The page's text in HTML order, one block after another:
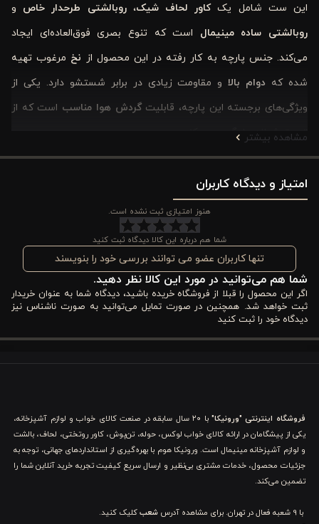
این ست شامل یککاور لحاف شیک،روبالشتی طرحدار خاص و
روبالشتی ساده مینیمال است که تنوع بصری فوق‌العاده‌ای ایجاد
می‌کند. جنس پارچه به کار رفته در این محصول از نخ مرغوب تهیه
شده که دوام بالاو مقاومت زیادی در برابر شستشو دارد. یکی از
ویژگی‌های برجسته این پارچه، قابلیتگردش هوا مناسب است که از
تعریق شبانه جلوگیری می‌کند.
همچنین خاصیتضد لکه و باکتریبودن آن، نگهداری را برای شما
آسان کرده است. خرید چنین محصول باکیفیتی یک سرمایه‌گذاری بر
روی سلامت و روحیه اعضای خانواده است. استفاده از رنگ‌های
طوسی نیلیو بافت نرم این ملحفه، می‌تواند به کاهش
استرس و ایجاد حس آرامش در پایان یک روز پرفشار کمک کند.
مشخصات کاور لحاف ۶ تکه نخ دونفره ورونیکا مدل
nihchea طوسی نیلی
کاور لحاف ۶ تکه نخ دونفره ورونیکا مدل Nihchea گلدار طوسی-نیلی
با
بهره‌گیری از مدرن‌ترین تکنولوژی‌های نساجی، محصولی است که
ویژگی برجسته این محصول بر اساس رنگ، طرح و جنس می‌پردازیم تا
شما را با ارزش خرید این کالا آشنا کنیم.
۱. ترکیب رنگ‌بندی آرامش‌بخش طوسی و نیلی
این محصول با ترکیب هوشمندانه رنگ طوسی – نیلی
مشاهده بیشتر
امتیاز و دیدگاه کاربران
هنوز امتیازی ثبت نشده است.
شما هم درباره این کالا دیدگاه ثبت کنید
تنها کاربران عضو می توانند بررسی خود را بنویسند
شما هم می‌توانید در مورد این کالا نظر دهید.
اگر این محصول را قبلا از فروشگاه خریده باشید، دیدگاه شما به عنوان خریدار
ثبت خواهد شد. همچنین در صورت تمایل می‌توانید به صورت ناشناس نیز
دیدگاه خود را ثبت کنید
فروشگاه اینترنتی "ورونیکا"
با ۲۰ سال سابقه در صنعت کالای خواب و لوازم آشپزخانه،
یکی از پیشگامان در ارائه کالای خواب لوکس، حوله، تن‌پوش، کاور روتختی، لحاف، بالشت
و لوازم آشپزخانه مینیمال است. ورونیکا هوم با بهره‌گیری از استانداردهای جهانی، توجه به
جزئیات محصول، خدمات مشتری بی‌نظیر و ارسال سریع کیفیت تجربه خرید آنلاین شما را
تضمین می‌کند.
با 9 شعبه فعال در تهران. برای مشاهده آدرس شعبکلیک کنید.